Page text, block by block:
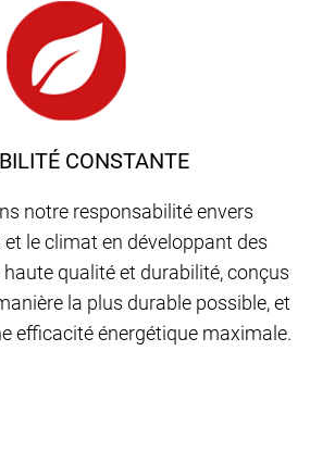
CONSTANTE
notre responsabilité envers
le climat en développant des
qualité et durabilité, conçus
la plus durable possible, et
efficacité énergétique maximale.